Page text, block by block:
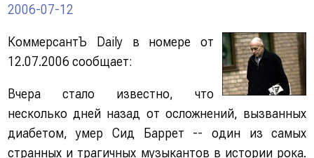
2006-07-12
КоммерсантЪ Daily в номере от
12.07.2006 сообщает:
Вчера стало известно, что
несколько дней назад от осложнений, вызванных
диабетом, умер Сид Баррет -- один из самых
странных и трагичных музыкантов в истории рока.